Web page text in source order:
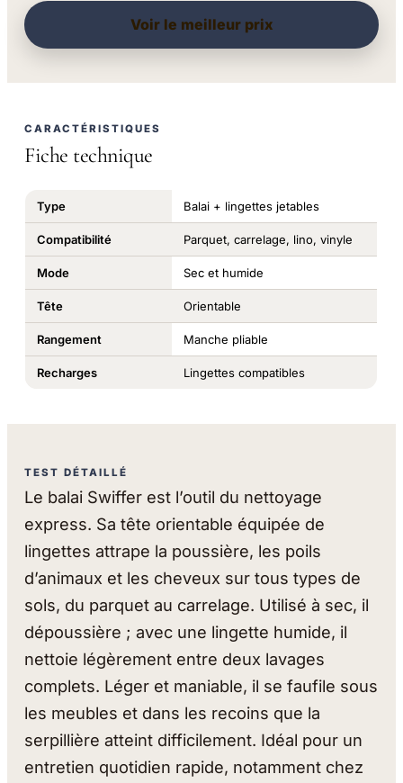
Voir le meilleur prix
CARACTÉRISTIQUES
Fiche technique
Type Balai + lingettes jetables
Compatibilité Parquet, carrelage, lino, vinyle
Mode Sec et humide
Tête Orientable
Rangement Manche pliable
Recharges Lingettes compatibles
TEST DÉTAILLÉ
Le balai Swiffer est l’outil du nettoyage
express. Sa tête orientable équipée de
lingettes attrape la poussière, les poils
d’animaux et les cheveux sur tous types de
sols, du parquet au carrelage. Utilisé à sec, il
dépoussière ; avec une lingette humide, il
nettoie légèrement entre deux lavages
complets. Léger et maniable, il se faufile sous
les meubles et dans les recoins que la
serpillière atteint difficilement. Idéal pour un
entretien quotidien rapide, notamment chez